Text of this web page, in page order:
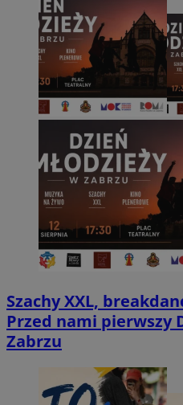
Szachy XXL,
Przed nami pierwszy
Zabrzu